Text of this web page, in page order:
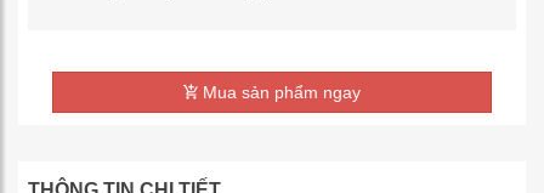
Mua sản phẩm ngay